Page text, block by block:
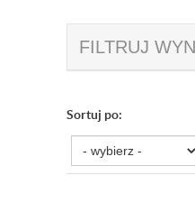
FILTRUJ
Sortuj po: